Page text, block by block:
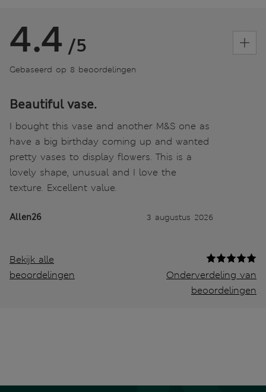
4.4 /5
Gebaseerd op 8 beoordelingen
Beautiful vase.
I bought this vase and another M&S one as
have a big birthday coming up and wanted
pretty vases to display flowers. This is a
lovely shape, unusual and I love the
texture. Excellent value.
Allen26 3 augustus 2026
Bekijk alle
beoordelingen
Onderverdeling van
beoordelingen